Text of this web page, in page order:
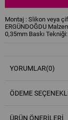
Montaj : Slikon veya
ERGÜNDOĞDU
0,35mm Baskı
YORUMLAR(0)
ÖDEME
ÜRÜN ÖNERILERI